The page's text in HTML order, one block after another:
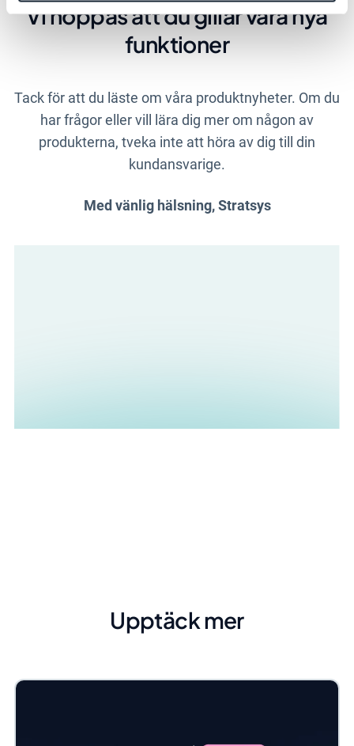
Vi hoppas att du gillar våra nya
funktioner
Tack för att du läste om våra produktnyheter. Om du
har frågor eller vill lära dig mer om någon av
produkterna, tveka inte att höra av dig till din
kundansvarige.
Med vänlig hälsning, Stratsys
Upptäck mer